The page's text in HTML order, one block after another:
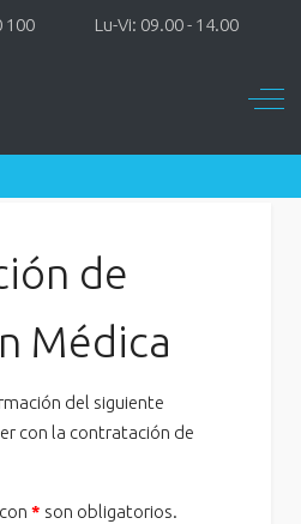
100 Lu-Vi: 09.00 - 14.00
Off-
de
Médica
del siguiente
con la contratación de
* son obligatorios.